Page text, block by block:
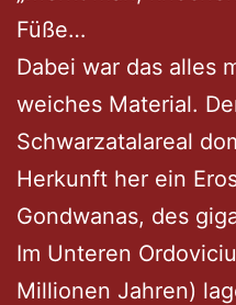
Füße…
Dabei war das alles
weiches Material.
Schwarzatalareal
Herkunft her ein
Gondwanas, des
Im Unteren
Millionen Jahren)